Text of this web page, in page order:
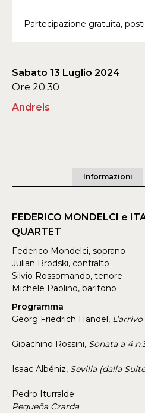
Partecipazione gratuita,
Sabato 13 Luglio 2024
Ore 20:30
Andreis
Informazioni
FEDERICO MONDELCI e
QUARTET
Federico Mondelci, soprano
Julian Brodski, contralto
Silvio Rossomando, tenore
Michele Paolino, baritono
Programma
Georg Friedrich Händel,
Gioachino Rossini, Sonata a 4
Isaac Albéniz, Sevilla (dalla
Pedro Iturralde
Pequeña Czarda